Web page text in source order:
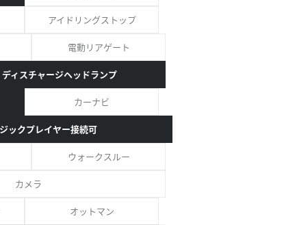
アイドリングストップ
電動リアゲート
ィスチャージヘッドランプ
カーナビ
ックプレイヤー接続可
ウォークスルー
カメラ
オットマン